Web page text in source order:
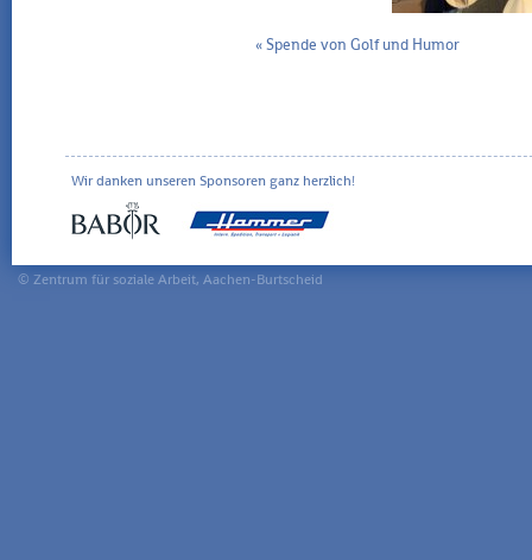
«Spende von Golf und Humor
Wir danken unseren Sponsoren ganz herzlich!
© Zentrum für soziale Arbeit, Aachen-Burtscheid